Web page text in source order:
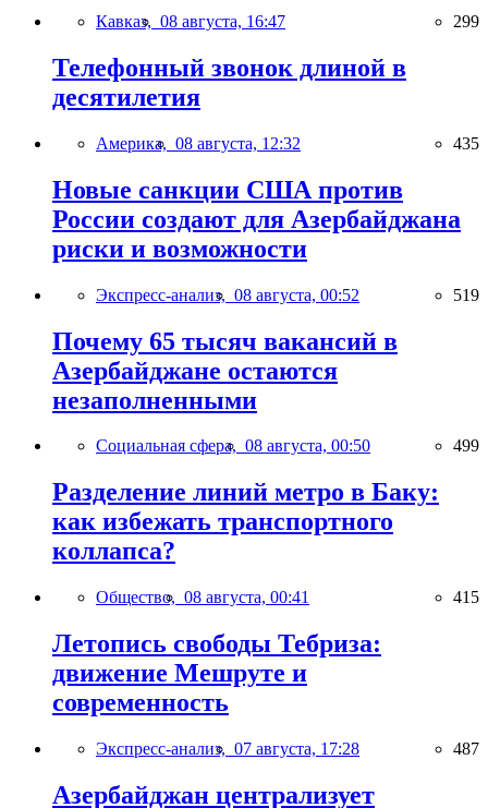
Кавказ, 08 августа, 16:47 299
Телефонный звонок длиной в
десятилетия
Америка, 08 августа, 12:32 435
Новые санкции США против
России создают для Азербайджана
риски и возможности
Экспресс-анализ, 08 августа, 00:52 519
Почему 65 тысяч вакансий в
Азербайджане остаются
незаполненными
Социальная сфера, 08 августа, 00:50 499
Разделение линий метро в Баку:
как избежать транспортного
коллапса?
Общество, 08 августа, 00:41 415
Летопись свободы Тебриза:
движение Мешруте и
современность
Экспресс-анализ, 07 августа, 17:28 487
Азербайджан централизует